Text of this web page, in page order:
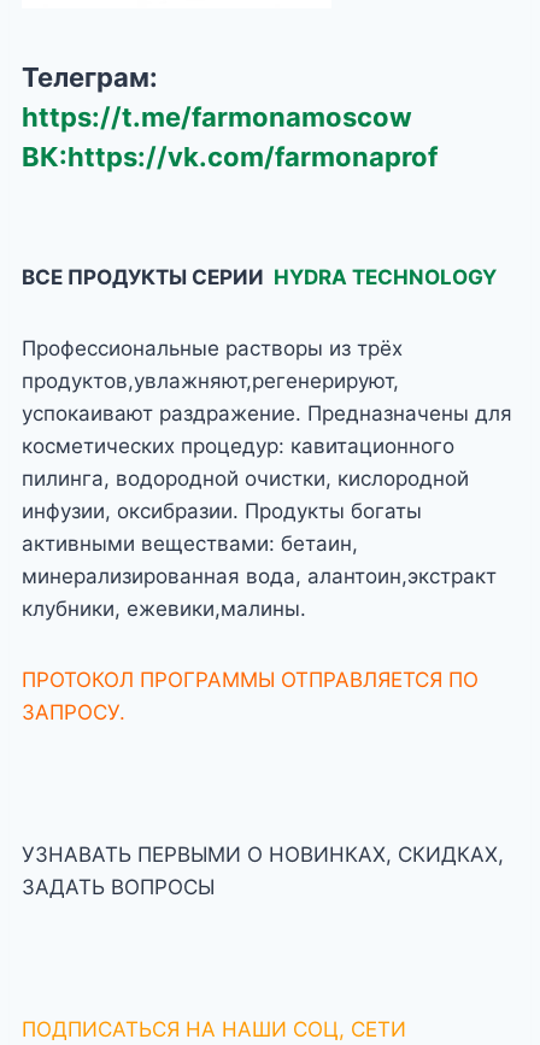
Телеграм:
https://t.me/farmonamoscow
ВК:https://vk.com/farmonaprof
ВСЕ ПРОДУКТЫ СЕРИИ HYDRA TECHNOLOGY
Профессиональные растворы из трёх
продуктов,увлажняют,регенерируют,
успокаивают раздражение. Предназначены для
косметических процедур: кавитационного
пилинга, водородной очистки, кислородной
инфузии, оксибразии. Продукты богаты
активными веществами: бетаин,
минерализированная вода, алантоин,экстракт
клубники, ежевики,малины.
ПРОТОКОЛ ПРОГРАММЫ ОТПРАВЛЯЕТСЯ ПО
ЗАПРОСУ.
УЗНАВАТЬ ПЕРВЫМИ О НОВИНКАХ, СКИДКАХ,
ЗАДАТЬ ВОПРОСЫ
ПОДПИСАТЬСЯ НА НАШИ СОЦ, СЕТИ